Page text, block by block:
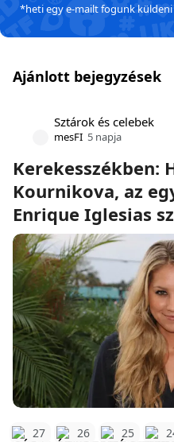
*heti egy e-mailt fogunk küldeni
Ajánlott bejegyzések
Sztárok és celebek
mesFI 5 napja
Kerekesszékben:
Kournikova, az
Enrique Iglesias
27 26 25